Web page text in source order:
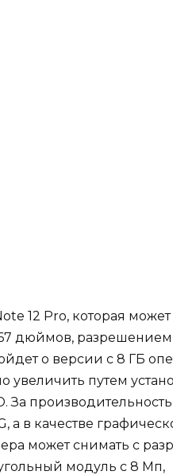
12 Pro, которая может
дюймов, разрешением
о версии с 8 ГБ
увеличить путем
производительность
а в качестве
может снимать с
модуль с 8 Мп,